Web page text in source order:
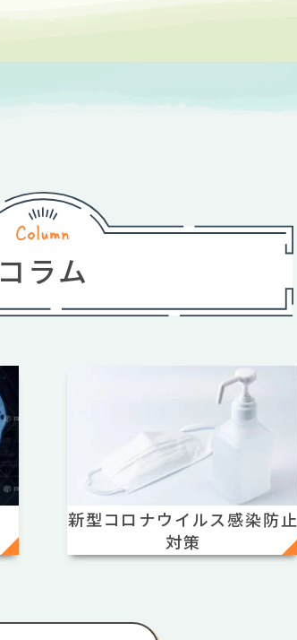
コラム
新型コロナウイルス感染防止
対策